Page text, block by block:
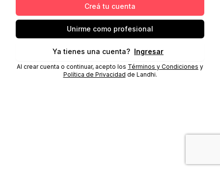
Creá tu cuenta
Unirme como profesional
Ya tienes una cuenta? Ingresar
Al crear cuenta o continuar, acepto los Términos y Condiciones y
Política de Privacidad de Landhi.